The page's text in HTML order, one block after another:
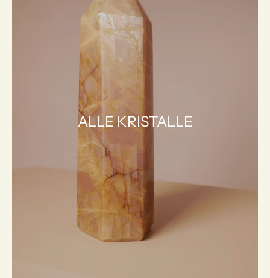
ALLE KRISTALLE